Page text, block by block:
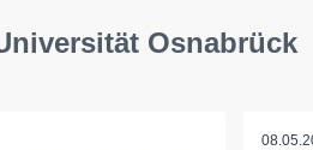
Osnabrück